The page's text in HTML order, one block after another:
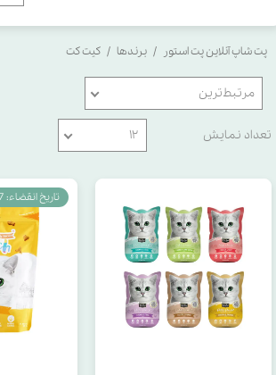
پت شاپ آنلاین پت استور برندها کیت کت
مرتبط‌ترین
تعداد نمایش ۱۲
تاریخ انقضاء: 02/2027